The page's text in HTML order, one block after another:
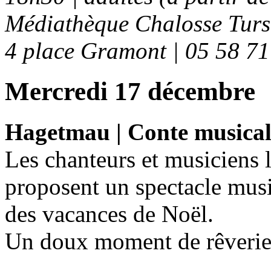
Médiathèque Chalosse
4 place Gramont | 05 58
Mercredi 17 décembre
Hagetmau | Conte
Les chanteurs et
proposent un spectacle
des vacances de Noël.
Un doux moment de